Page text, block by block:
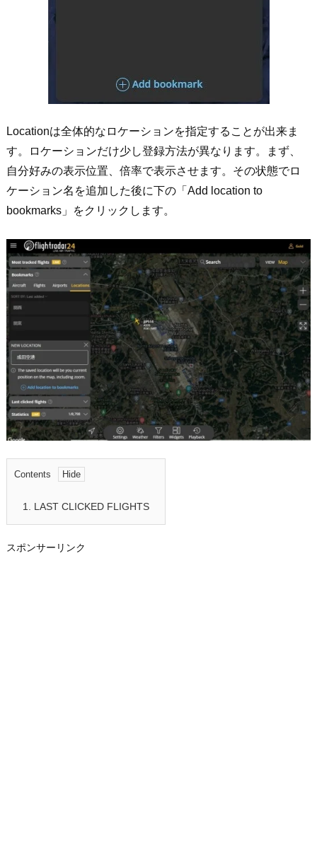
Locationは全体的なロケーションを指定することが出来ま
す。ロケーションだけ少し登録方法が異なります。まず、
自分好みの表示位置、倍率で表示させます。その状態でロ
ケーション名を追加した後に下の「Add location to
bookmarks」をクリックします。
Contents
1. LAST CLICKED FLIGHTS
スポンサーリンク